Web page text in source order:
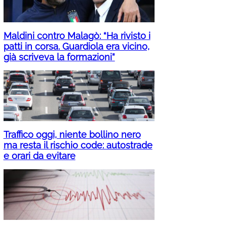
Maldini contro Malagò: “Ha rivisto i
patti in corsa. Guardiola era vicino,
già scriveva la formazioni”
Traffico oggi, niente bollino nero
ma resta il rischio code: autostrade
e orari da evitare